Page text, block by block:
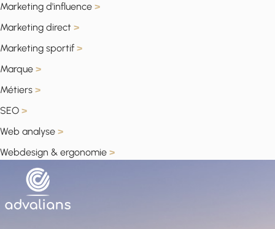
Marketing d'influence >
Marketing direct >
Marketing sportif >
Marque >
Métiers >
SEO >
Web analyse >
Webdesign & ergonomie >